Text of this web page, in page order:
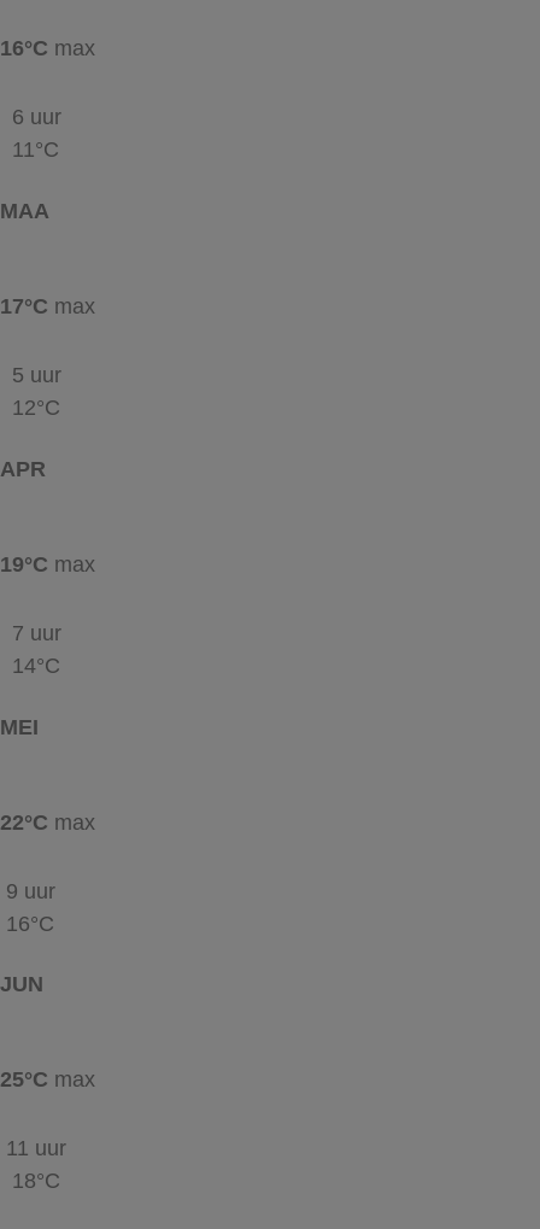
16°C max
6 uur
11°C
MAA
17°C max
5 uur
12°C
APR
19°C max
7 uur
14°C
MEI
22°C max
9 uur
16°C
JUN
25°C max
11 uur
18°C